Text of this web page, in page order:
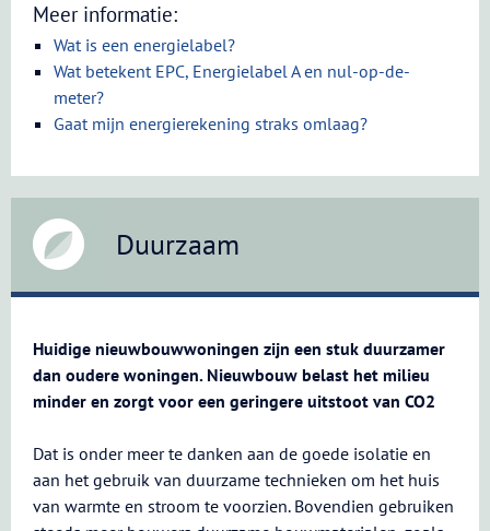
Meer informatie:
Wat is een energielabel?
Wat betekent EPC, Energielabel A en nul-op-de-
meter?
Gaat mijn energierekening straks omlaag?
Duurzaam
Huidige nieuwbouwwoningen zijn een stuk duurzamer
dan oudere woningen. Nieuwbouw belast het milieu
minder en zorgt voor een geringere uitstoot van CO2
Dat is onder meer te danken aan de goede isolatie en
aan het gebruik van duurzame technieken om het huis
van warmte en stroom te voorzien. Bovendien gebruiken